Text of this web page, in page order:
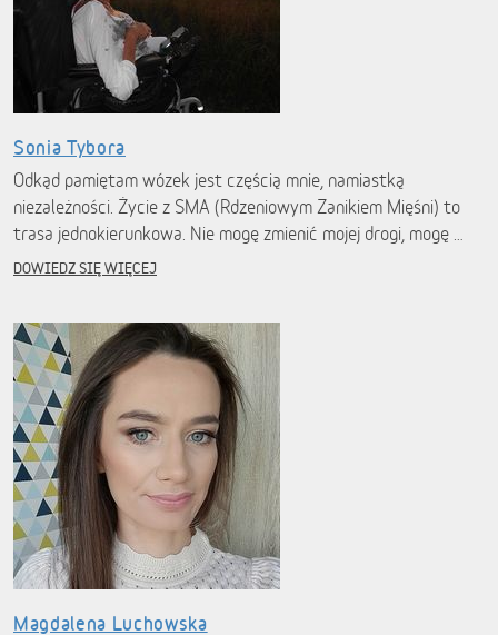
Sonia Tybora
Odkąd pamiętam wózek jest częścią mnie, namiastką
niezależności. Życie z SMA (Rdzeniowym Zanikiem Mięśni) to
trasa jednokierunkowa. Nie mogę zmienić mojej drogi, mogę …
DOWIEDZ SIĘ WIĘCEJ
Magdalena Luchowska